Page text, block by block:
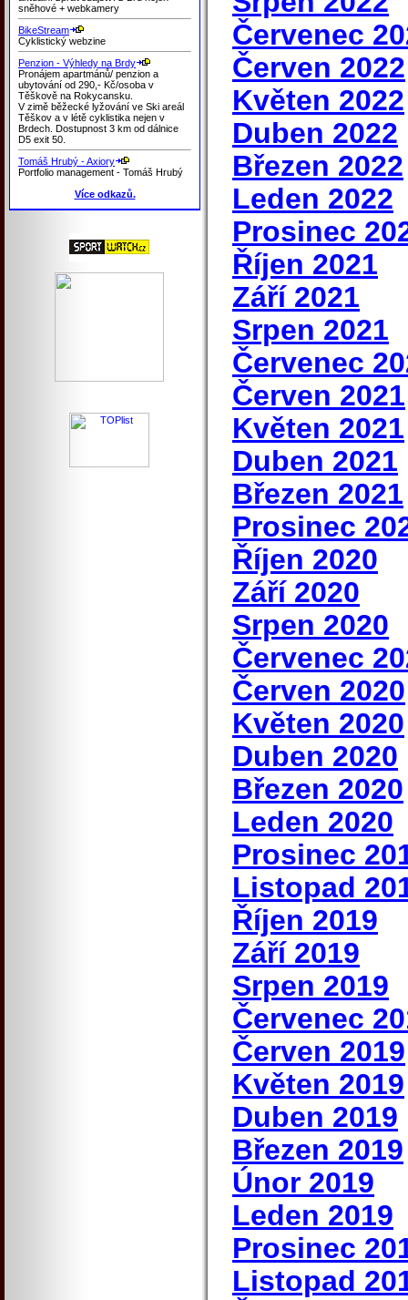
sněhové + webkamery
BikeStream
Cyklistický webzine
Penzion - Výhledy na Brdy
Pronájem apartmánů/ penzion a
ubytování od 290,- Kč/osoba v
Těškově na Rokycansku.
V zimě běžecké lyžování ve Ski areál
Těškov a v létě cyklistika nejen v
Brdech. Dostupnost 3 km od dálnice
D5 exit 50.
Tomáš Hrubý - Axiory
Portfolio management - Tomáš Hrubý
Více odkazů.
Červenec
Červen 2022
Květen 2022
Duben 2022
Březen 2022
Leden 2022
Prosinec
Říjen 2021
Září 2021
Srpen 2021
Červenec
Červen 2021
Květen 2021
Duben 2021
Březen 2021
Prosinec
Říjen 2020
Září 2020
Srpen 2020
Červenec
Červen 2020
Květen 2020
Duben 2020
Březen 2020
Leden 2020
Prosinec
Listopad
Říjen 2019
Září 2019
Srpen 2019
Červenec
Červen 2019
Květen 2019
Duben 2019
Březen 2019
Únor 2019
Leden 2019
Prosinec
Listopad